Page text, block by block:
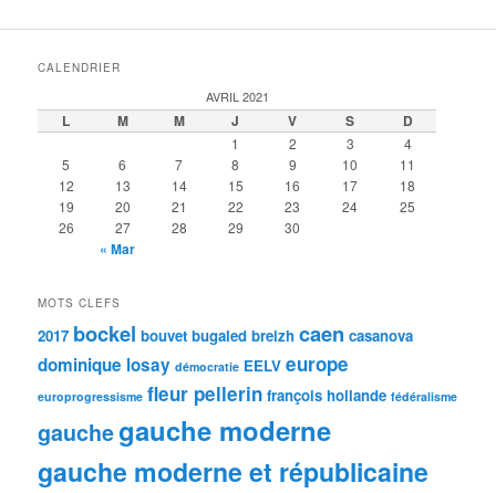
CALENDRIER
AVRIL 2021
L M M J V S D
1 2 3
4
5
6 7 8 9 10
11
12
13 14 15 16 17
18
19
20 21 22 23 24
25
26
27 28 29 30
« Mar
MOTS CLEFS
2017 bockel bouvet bugaled breizh caen casanova
dominique losay démocratie EELV europe
europrogressisme fleur pellerin françois hollande fédéralisme
gauchegauche moderne
gauche moderne et républicaine